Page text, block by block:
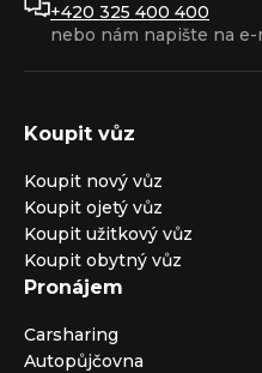
+420 325 400 400
nebo nám napište na e-
Koupit vůz
Koupit nový vůz
Koupit ojetý vůz
Koupit užitkový vůz
Koupit obytný vůz
Pronájem
Carsharing
Autopůjčovna